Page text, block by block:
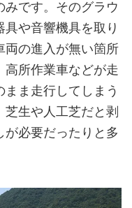
です。そのグラウ
や音響機具を取り
両の進入が無い箇所
高所作業車などが走
ま走行してしまう
芝生や人工芝だと剥
必要だったりと多